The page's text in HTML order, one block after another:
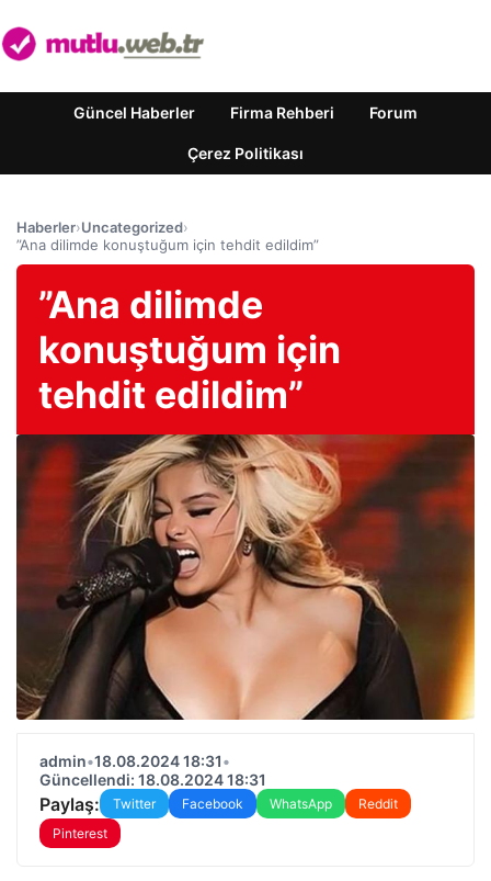
Güncel Haberler Firma Rehberi Forum
Çerez Politikası
Haberler›Uncategorized›
”Ana dilimde konuştuğum için tehdit edildim”
”Ana dilimde
konuştuğum için
tehdit edildim”
admin•18.08.2024 18:31•
Güncellendi: 18.08.2024 18:31
Paylaş: Twitter Facebook WhatsApp
Reddit
Pinterest